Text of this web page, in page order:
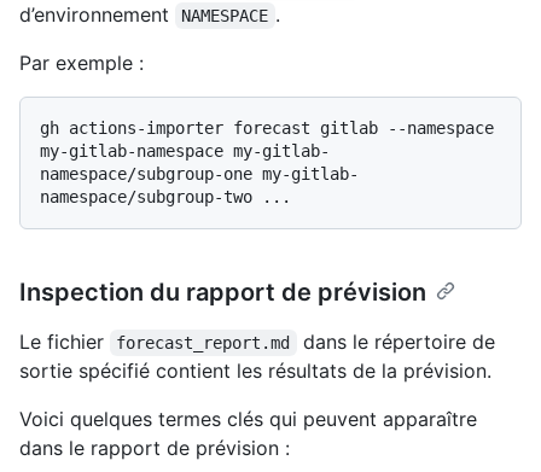
d’environnement
NAMESPACE .
Par exemple :
gh actions-importer forecast gitlab --namespace
my-gitlab-namespace my-gitlab-
namespace/subgroup-one my-gitlab-
Inspection du rapport de prévision
Le fichier forecast_report.md
dans le répertoire de
sortie spécifié contient les résultats de la prévision.
Voici quelques termes clés qui peuvent apparaître
dans le rapport de prévision :